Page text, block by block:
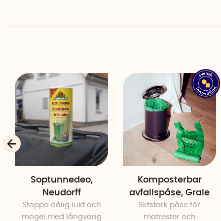
Soptunnedeo,
Neudorff
Stoppa dålig lukt och
mögel med långvarig
Komposterbar
avfallspåse, Grale
Slitstark påse för
matrester och